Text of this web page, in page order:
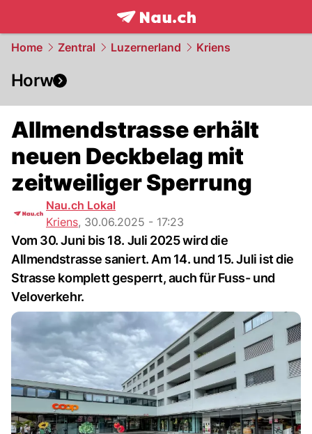
frontpage.NAU.ch
Home Zentral Luzernerland Kriens
Horw
Allmendstrasse erhält
neuen Deckbelag mit
zeitweiliger Sperrung
Nau.ch Lokal
Kriens, 30.06.2025 - 17:23
Vom 30. Juni bis 18. Juli 2025 wird die
Allmendstrasse saniert. Am 14. und 15. Juli ist die
Strasse komplett gesperrt, auch für Fuss- und
Veloverkehr.